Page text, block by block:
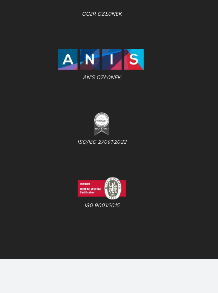
CCER CZŁONEK
ANIS CZŁONEK
ISO/IEC 27001:2022
ISO 9001:2015